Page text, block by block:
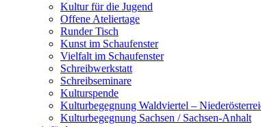
Kultur für die Jugend
Offene Ateliertage
Runder Tisch
Kunst im Schaufenster
Vielfalt im Schaufenster
Schreibwerkstatt
Schreibseminare
Kulturspende
Kulturbegegnung Waldviertel –
Kulturbegegnung Sachsen / Sachsen-Anhalt